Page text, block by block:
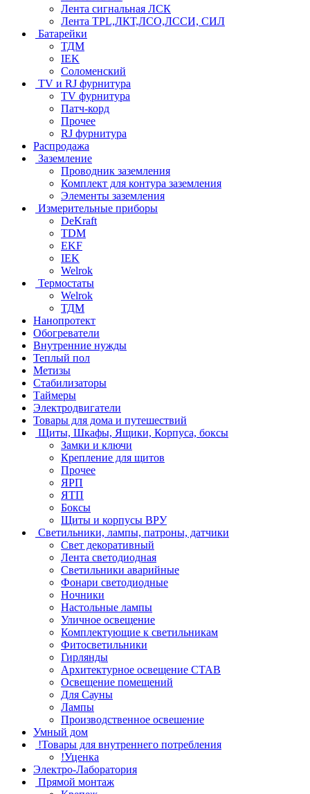
Лента сигнальная ЛСК
Лента TPL,ЛКТ,ЛСО,ЛССИ, СИЛ
Батарейки
ТДМ
IEK
Соломенский
TV и RJ фурнитура
TV фурнитура
Патч-корд
Прочее
RJ фурнитура
Распродажа
Заземление
Проводник заземления
Комплект для контура заземления
Элементы заземления
Измерительные приборы
DeKraft
TDM
EKF
IEK
Welrok
Термостаты
Welrok
ТДМ
Нанопротект
Обогреватели
Внутренние нужды
Теплый пол
Метизы
Стабилизаторы
Таймеры
Электродвигатели
Товары для дома и путешествий
Щиты, Шкафы, Ящики, Корпуса, боксы
Замки и ключи
Крепление для щитов
Прочее
ЯРП
ЯТП
Боксы
Щиты и корпусы ВРУ
Светильники, лампы, патроны, датчики
Свет декоративный
Лента светодиодная
Светильники аварийные
Фонари светодиодные
Ночники
Настольные лампы
Уличное освещение
Комплектующие к светильникам
Фитосветильники
Гирлянды
Архитектурное освещение СТАВ
Освещение помещений
Для Сауны
Лампы
Производственное освешение
Умный дом
!Товары для внутреннего потребления
!Уценка
Электро-Лаборатория
Прямой монтаж